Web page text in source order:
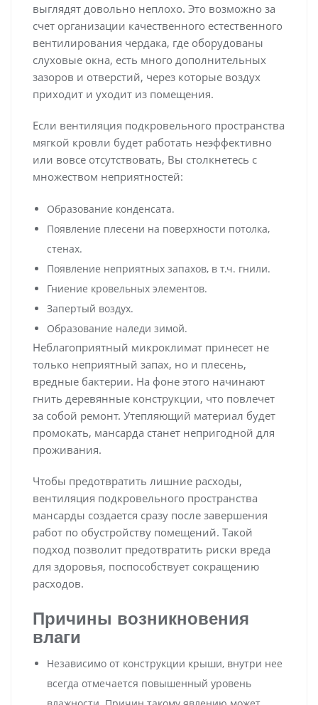
выглядят довольно неплохо. Это возможно за
счет организации качественного естественного
вентилирования чердака, где оборудованы
слуховые окна, есть много дополнительных
зазоров и отверстий, через которые воздух
приходит и уходит из помещения.
Если вентиляция подкровельного пространства
мягкой кровли будет работать неэффективно
или вовсе отсутствовать, Вы столкнетесь с
множеством неприятностей:
Образование конденсата.
Появление плесени на поверхности потолка,
стенах.
Появление неприятных запахов, в т.ч. гнили.
Гниение кровельных элементов.
Запертый воздух.
Образование наледи зимой.
Неблагоприятный микроклимат принесет не
только неприятный запах, но и плесень,
вредные бактерии. На фоне этого начинают
гнить деревянные конструкции, что повлечет
за собой ремонт. Утепляющий материал будет
промокать, мансарда станет непригодной для
проживания.
Чтобы предотвратить лишние расходы,
вентиляция подкровельного пространства
мансарды создается сразу после завершения
работ по обустройству помещений. Такой
подход позволит предотвратить риски вреда
для здоровья, поспособствует сокращению
расходов.
Причины возникновения
влаги
Независимо от конструкции крыши, внутри нее
всегда отмечается повышенный уровень